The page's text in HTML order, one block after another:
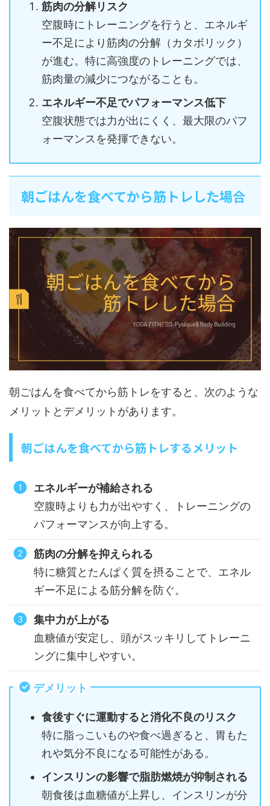
筋肉の分解リスク
空腹時にトレーニングを行うと、エネルギ
ー不足により筋肉の分解（カタボリック）
が進む。特に高強度のトレーニングでは、
筋肉量の減少につながることも。
エネルギー不足でパフォーマンス低下
空腹状態では力が出にくく、最大限のパフ
ォーマンスを発揮できない。
朝ごはんを食べてから筋トレした場合
朝ごはんを食べてから筋トレをすると、次のような
メリットとデメリットがあります。
朝ごはんを食べてから筋トレするメリッ ト
エネルギーが補給される
空腹時よりも力が出やすく、トレーニングの
パフォーマンスが向上する。
筋肉の分解を抑えられる
特に糖質とたんぱく質を摂ることで、エネル
ギー不足による筋分解を防ぐ。
集中力が上がる
血糖値が安定し、頭がスッキリしてトレーニ
ングに集中しやすい。
デメリット
食後すぐに運動すると消化不良のリスク
特に脂っこいものや食べ過ぎると、胃もた
れや気分不良になる可能性がある。
インスリンの影響で脂肪燃焼が抑制される
朝食後は血糖値が上昇し、インスリンが分